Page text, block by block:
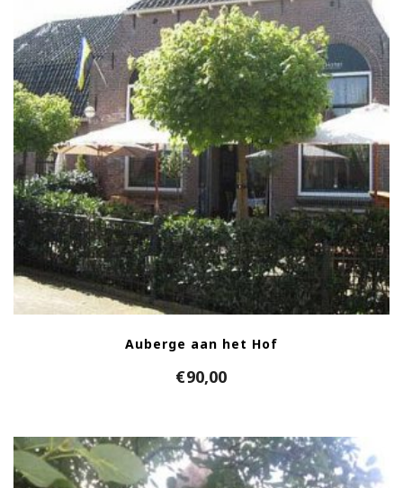
Auberge aan het Hof
€90,00